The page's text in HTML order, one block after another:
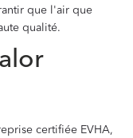
que l'air que
qualité.
certifiée EVHA,